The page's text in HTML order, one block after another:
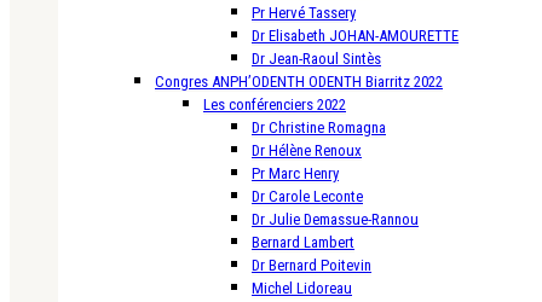
Pr Hervé Tassery
Dr Elisabeth JOHAN-AMOURETTE
Dr Jean-Raoul Sintès
Congres ANPH’ODENTH ODENTH Biarritz 2022
Les conférenciers 2022
Dr Christine Romagna
Dr Hélène Renoux
Pr Marc Henry
Dr Carole Leconte
Dr Julie Demassue-Rannou
Bernard Lambert
Dr Bernard Poitevin
Michel Lidoreau